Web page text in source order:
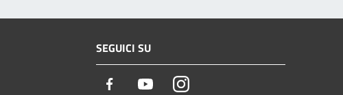
SEGUICI SU
Facebook YoutubeInstagram